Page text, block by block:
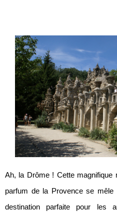
Ah, la Drôme ! Cette magnifique
parfum de la Provence se
destination parfaite pour les